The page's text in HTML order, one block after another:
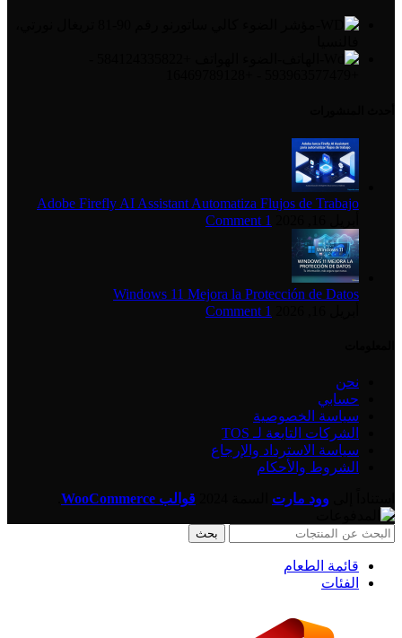
Adobe Firefly AI Assistant Automatiza Flujos de Trabajo
1 Comment
Windows 11 Mejora la Protección de Datos
1 Comment
نحن
حسابي
سياسة الخصوصية
الشركات التابعة لـ TOS
سياسة الاسترداد والإرجاع
الشروط والأحكام
وود مارت قوالب WooCommerce
بحث
قائمة الطعام
الفئات